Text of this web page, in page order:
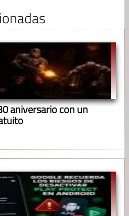
aniversario con un